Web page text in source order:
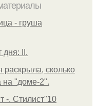
- груша
дня: II.
раскрыла, сколько
на "доме-2".
-. Стилист"10